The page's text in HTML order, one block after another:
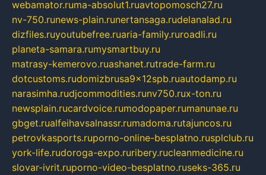
webamator.ruma-absolut1.ruavtopomosch27.ru
nv-750.runews-plain.runertansaga.rudelanalad.ru
dizfiles.ruyoutubefree.ruaria-family.ruroadli.ru
planeta-samara.rumysmartbuy.ru
matrasy-kemerovo.ruashanet.rutrade-farm.ru
dotcustoms.rudomizbrusa9x12spb.ruautodamp.ru
narasimha.rudjcommodities.runv750.rux-ton.ru
newsplain.rucardvoice.rumodopaper.rumanunae.ru
gbget.rualfeihavsalnassr.rumadoma.rutajuncos.ru
petrovkasports.ruporno-online-besplatno.rusplclub.ru
york-life.rudoroga-expo.ruribery.rucleanmedicine.ru
slovar-ivrit.ruporno-video-besplatno.ruseks-365.ru